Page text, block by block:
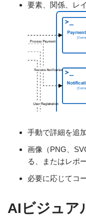
要素、関係、レ
手動で詳細を追
画像（PNG、
る、またはレポ
必要に応じてコ
AIビジュア